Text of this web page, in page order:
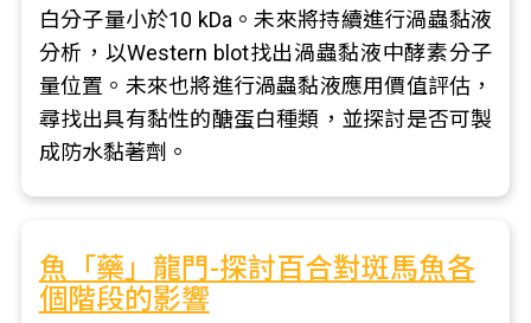
白分子量小於10 kDa。未來將持續進行渦蟲黏液
分析，以Western blot找出渦蟲黏液中酵素分子
量位置。未來也將進行渦蟲黏液應用價值評估，
尋找出具有黏性的醣蛋白種類，並探討是否可製
成防水黏著劑。
魚「藥」龍門-探討百合對斑馬魚各
個階段的影響